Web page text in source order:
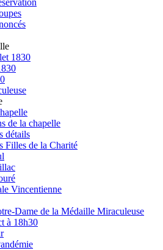
1830
de la chapelle
détails
Filles de la Charité
Vincentienne
Dame de la Médaille Miraculeuse
à 18h30